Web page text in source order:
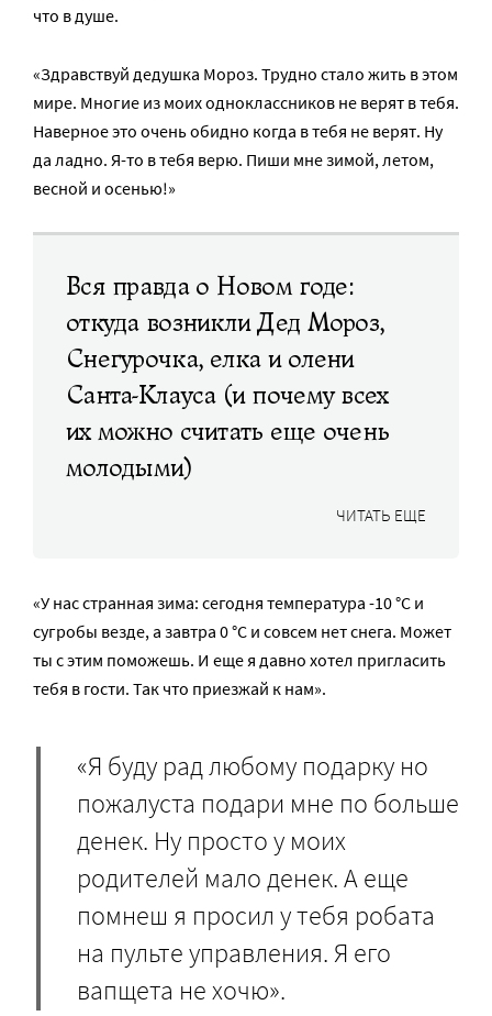
что в душе.
«Здравствуй дедушка Мороз. Трудно стало жить в этом
мире. Многие из моих одноклассников не верят в тебя.
Наверное это очень обидно когда в тебя не верят. Ну
да ладно. Я-то в тебя верю. Пиши мне зимой, летом,
весной и осенью!»
Вся правда о Новом годе:
откуда возникли Дед Мороз,
Снегурочка, елка и олени
Санта-Клауса (и почему всех
их можно считать еще очень
молодыми)
ЧИТАТЬ ЕЩЕ
«У нас странная зима: сегодня температура -10 °C и
сугробы везде, а завтра 0 °C и совсем нет снега. Может
ты с этим поможешь. И еще я давно хотел пригласить
тебя в гости. Так что приезжай к нам».
«Я буду рад любому подарку но
пожалуста подари мне по больше
денек. Ну просто у моих
родителей мало денек. А еще
помнеш я просил у тебя робата
на пульте управления. Я его
вапщета не хочю».